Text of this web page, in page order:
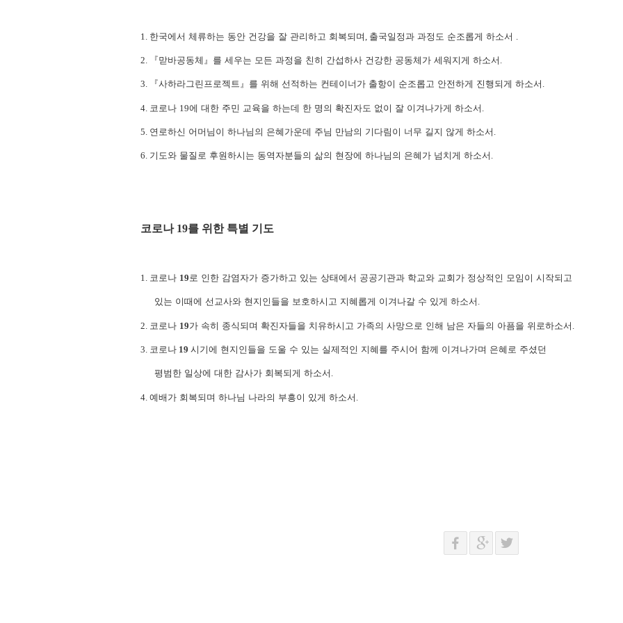
1. 한국에서 체류하는 동안 건강을 잘 관리하고 회복되며 출국일정과 과정도 순조롭게 하소서
2. 『맏바공동체 』 를 세우는 모든 과정을 친히 간섭하사 건강한 공동체가 세워지게 하소서
3. 『사하라그린프로젝트』 를 위해 선적하는 컨테이너가 출항이 순조롭고 안전하게 진행되게 하소서 .
4. 코로나 19에 대한 주민 교육을 하는데 한 명의 확진자도 없이 잘 이겨나가게 하소서
5. 연로하신 어머님이 하나님의 은혜가운데 주님 만남의 기다림이 너무 길지 않게 하소서
6. 기도와 물질로 후원하시는 동역자분들의 삶의 현장에 하나님의 은혜가 넘치게 하소서 .
코로나 19를 위한 특별 기도
1. 코로나 19 로 인한 감염자가 증가하고 있는 상태에서 공공기관과 학교와 교회가 정상적인 모임이 시작되고
있는 이때에 선교사와 현지인들을 보호하시고 지혜롭게 이겨나갈 수 있게 하소서 .
2. 코로나 19가 속히 종식되며 확진자들을 치유하시고 가족의 사망으로 인해 남은 자들의 아픔을 위로하소서
3. 코로나 19 시기에 현지인들을 도울 수 있는 실제적인 지혜를 주시어 함께 이겨나가며 은혜로 주셨던
평범한 일상에 대한 감사가 회복되게 하소서 .
4. 예배가 회복되며 하나님 나라의 부흥이 있게 하소서